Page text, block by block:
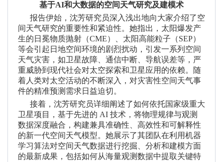
基于AI和大数据的空间天气研究及建模术
报告伊始，沈芳研究员深入浅出地向大家介绍了空
间天气研究的重要性和紧迫性。她指出，太阳爆发产
生的日冕物质抛射（CME）、太阳高能粒子（SEP）
等会引起日地空间环境的剧烈扰动，引发一系列空间
天气灾害，如卫星故障、通信中断、导航误差等，严
重威胁到现代社会对太空探索和卫星应用的依赖。随
着人类对太空活动的不断深入，对灾害性空间天气事
件的精准预测需求日益迫切。
接着，沈芳研究员详细阐述了如何依托国家级重大
卫星项目，基于先进的 AI 技术，将物理规律与观测
数据深度融合，构建兼具准确性、高效性和可解释性
的新一代空间天气模型。她展示了其团队在利用机器
学习算法对空间天气数据进行挖掘、分析和建模方面
的最新成果，包括如何从海量观测数据中提取关键特